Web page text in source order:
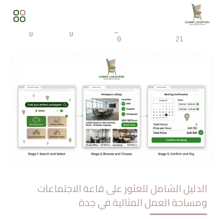
21
0
0
0
الدليل الشامل للعثور على قاعة الاجتماعات
ومساحة العمل المثالية في جدة